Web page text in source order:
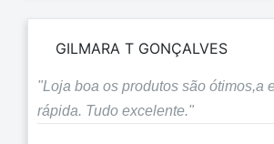
GILMARA T GONÇALVES
"Loja boa os produtos são ótimos,a
rápida. Tudo excelente."